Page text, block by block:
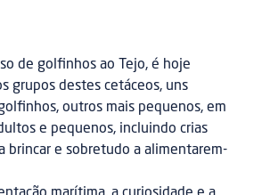
de golfinhos ao Tejo, é hoje
grupos destes cetáceos, uns
outros mais pequenos, em
e pequenos, incluindo crias
brincar e sobretudo a alimentarem-